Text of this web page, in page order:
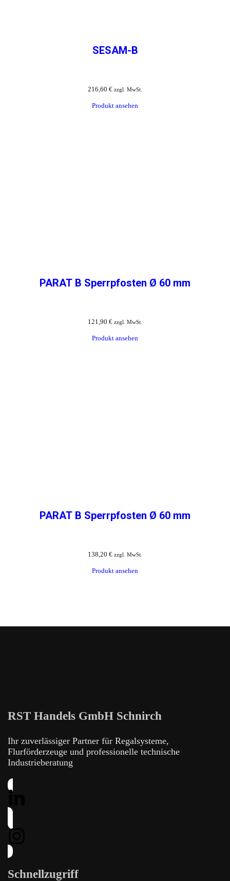
SESAM-B
216,60 € zzgl. MwSt.
Produkt ansehen
PARAT B Sperrpfosten Ø 60 mm
121,90 € zzgl. MwSt.
Produkt ansehen
PARAT B Sperrpfosten Ø 60 mm
138,20 € zzgl. MwSt.
Produkt ansehen
RST Handels GmbH Schnirch
Ihr zuverlässiger Partner für Regalsysteme,
Flurförderzeuge und professionelle technische
Industrieberatung
Schnellzugriff